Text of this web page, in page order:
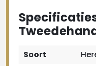
Soort